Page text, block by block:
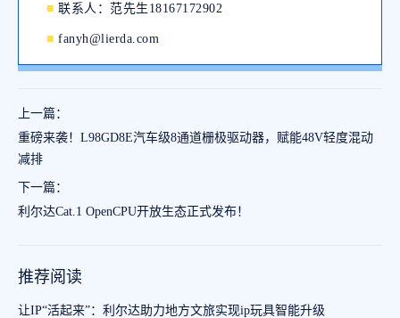
■ 联系人：范先生18167172902
■ fanyh@lierda.com
上一篇：
重磅来袭！L98GD8E汽车级8通道栅极驱动器，赋能48V轻度混动
减排
下一篇：
利尔达Cat.1 OpenCPU开放生态正式发布！
推荐阅读
让IP“活起来”：利尔达助力地方文旅实现ip玩具智能升级